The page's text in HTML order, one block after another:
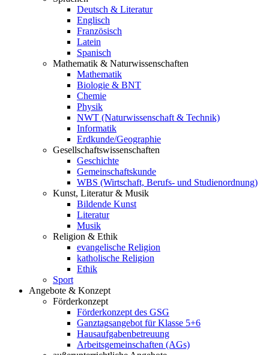
Deutsch & Literatur
Englisch
Französisch
Latein
Spanisch
Mathematik & Naturwissenschaften
Mathematik
Biologie & BNT
Chemie
Physik
NWT (Naturwissenschaft & Technik)
Informatik
Erdkunde/Geographie
Gesellschaftswissenschaften
Geschichte
Gemeinschaftskunde
WBS (Wirtschaft, Berufs- und Studienordnung)
Kunst, Literatur & Musik
Bildende Kunst
Literatur
Musik
Religion & Ethik
evangelische Religion
katholische Religion
Ethik
Sport
Angebote & Konzept
Förderkonzept
Förderkonzept des GSG
Ganztagsangebot für Klasse 5+6
Hausaufgabenbetreuung
Arbeitsgemeinschaften (AGs)